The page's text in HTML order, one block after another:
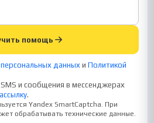
помощь
данных и Политикой
и сообщения в мессенджерах
.
Yandex SmartCaptcha. При
обрабатывать технические данные.